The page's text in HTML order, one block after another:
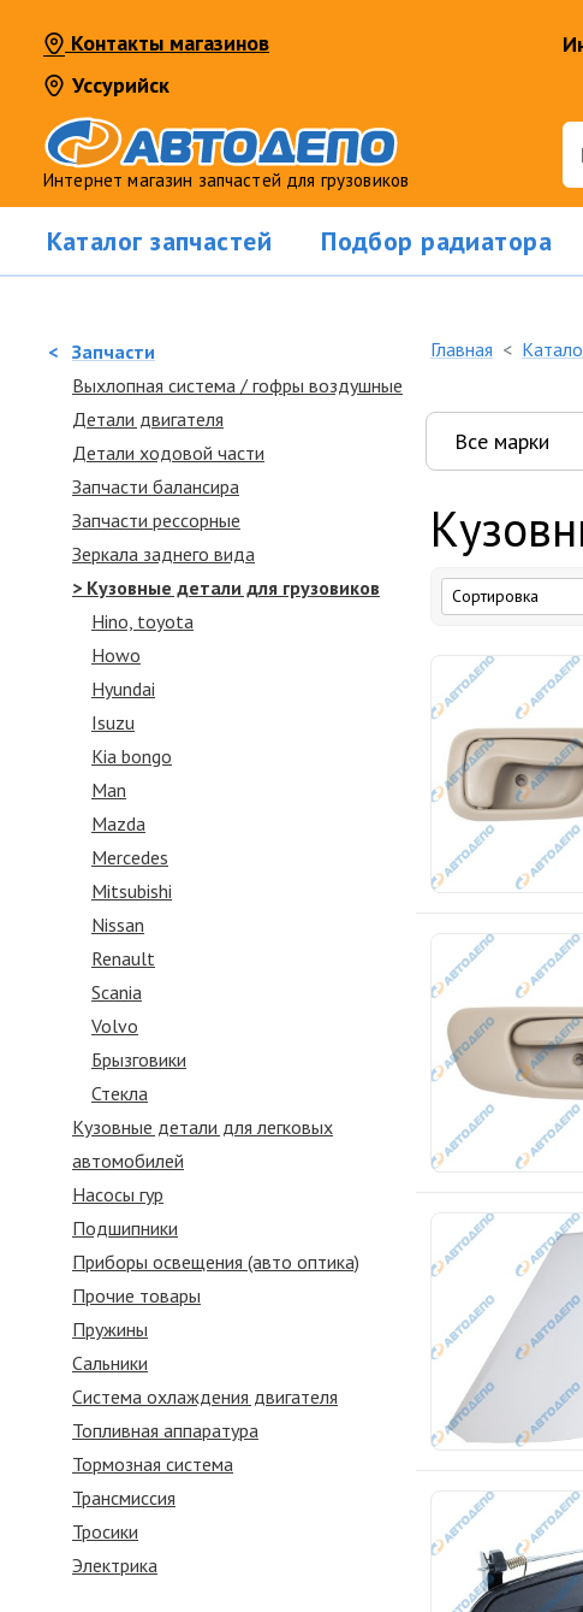
Контакты магазинов
Уссурийск
Интернет магазин запчастей для грузовиков
Каталог запчастей Подбор радиатора
< Запчасти
Выхлопная система / гофры воздушные
Детали двигателя
Детали ходовой части
Запчасти балансира
Запчасти рессорные
Зеркалa заднего вида
> Кузовные детали для грузовиков
Hino, toyota
Howo
Hyundai
Isuzu
Kia bongo
Man
Mazda
Mercedes
Mitsubishi
Nissan
Renault
Scania
Volvo
Брызговики
Стекла
Кузовные детали для легковых
автомобилей
Насосы гур
Подшипники
Приборы освещения (авто оптика)
Прочие товары
Пружины
Сальники
Система охлаждения двигателя
Топливная аппаратура
Тормозная система
Трансмиссия
Тросики
Электрика
Главная